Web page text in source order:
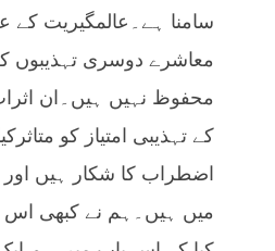
سامنا ہے۔عالمگیریت کے
معاشرے دوسری تہذیبوں
محفوظ نہیں ہیں۔ان
کے تہذیبی امتیاز کو
اضطراب کا شکار ہیں
میں ہیں۔ہم نے کبھی اس